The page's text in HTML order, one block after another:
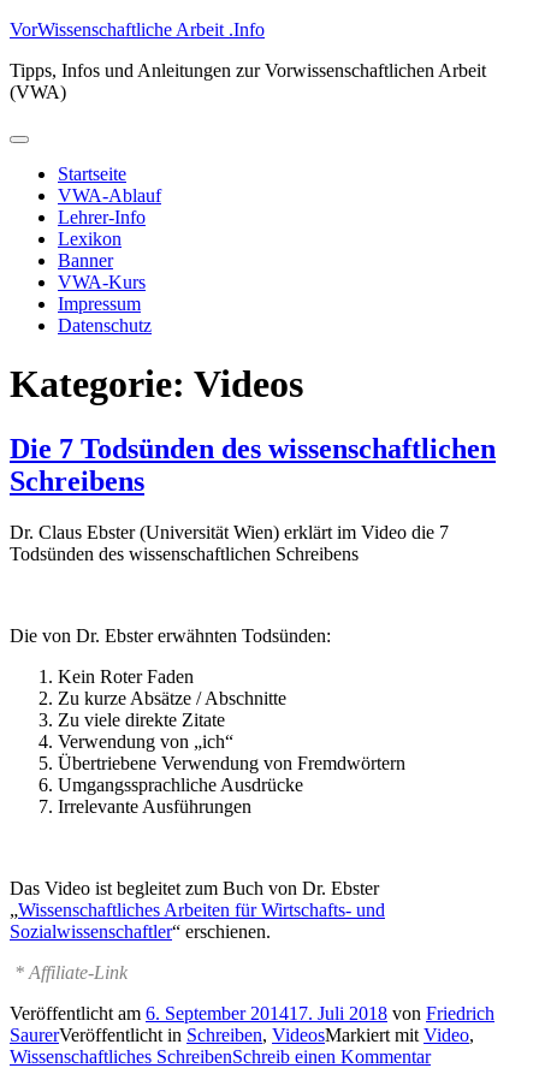
Zum
springen
VorWissenschaftliche Arbeit .Info
Tipps, Infos und Anleitungen zur Vorwissenschaftlichen Arbeit
(VWA)
Primäres
Startseite
VWA-Ablauf
Lehrer-Info
Lexikon
Banner
VWA-Kurs
Impressum
Datenschutz
Kategorie: Videos
Die 7 Todsünden des wissenschaftlichen
Schreibens
Dr. Claus Ebster (Universität Wien) erklärt im Video die 7
Todsünden des wissenschaftlichen Schreibens
Die von Dr. Ebster erwähnten Todsünden:
Kein Roter Faden
Zu kurze Absätze / Abschnitte
Zu viele direkte Zitate
Verwendung von „ich“
Übertriebene Verwendung von Fremdwörtern
Umgangssprachliche Ausdrücke
Irrelevante Ausführungen
Das Video ist begleitet zum Buch von Dr. Ebster
„Wissenschaftliches Arbeiten für Wirtschafts- und
Sozialwissenschaftler“ erschienen.
* Affiliate-Link
Veröffentlicht am 6. September 201417. Juli 2018 von Friedrich
SaurerVeröffentlicht in Schreiben, VideosMarkiert mit Video,
Wissenschaftliches SchreibenSchreib einen Kommentar